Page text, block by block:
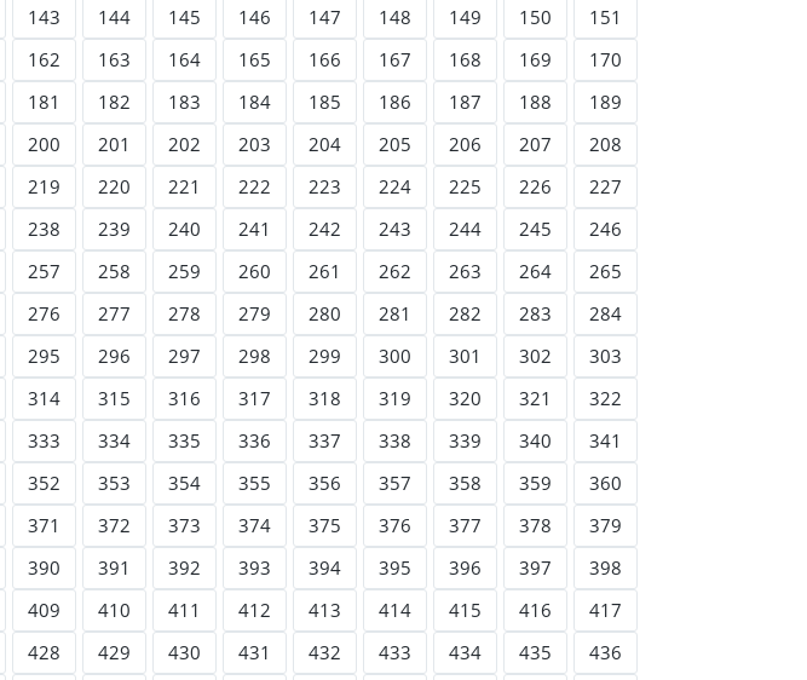
143 144 145 146 147 148 149 150
151
162 163 164 165 166 167 168 169
170
181 182 183 184 185 186 187 188
189
200 201 202 203 204 205 206 207
208
219 220 221 222 223 224 225 226
227
238 239 240 241 242 243 244 245
246
257 258 259 260 261 262 263 264
265
276 277 278 279 280 281 282 283
284
295 296 297 298 299 300 301 302
303
314 315 316 317 318 319 320 321
322
333 334 335 336 337 338 339 340
341
352 353 354 355 356 357 358 359
360
371 372 373 374 375 376 377 378
379
390 391 392 393 394 395 396 397
398
409 410 411 412 413 414 415 416
417
428 429 430 431 432 433 434 435
436